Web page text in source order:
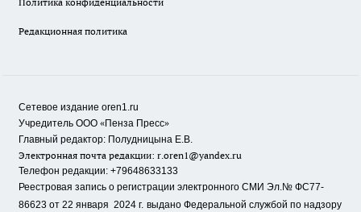
Редакционная политика
Сетевое издание oren1.ru
Учредитель ООО «Пенза Пресс»
Главный редактор: Полудницына Е.В.
Электронная почта редакции: r.oren1@yandex.ru
Телефон редакции: +79648633133
Реестровая запись о регистрации электронного СМИ Эл.№ ФС77-
86623 от 22 января 2024 г. выдано Федеральной службой по надзору